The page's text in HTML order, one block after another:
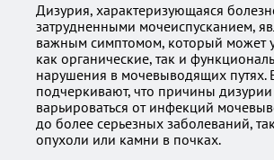
Дизурия, характеризующаяся
затрудненными мочеиспусканием,
важным симптомом, который может
как органические, так и
нарушения в мочевыводящих путях.
подчеркивают, что причины дизурии
варьироваться от инфекций
до более серьезных заболеваний,
опухоли или камни в почках.